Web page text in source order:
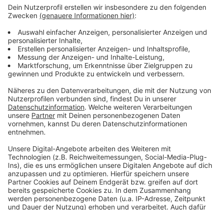
Wir verwenden einen Service eines
Drittanbieters, um Videoinhalte
einzubetten. Dieser Service kann
Daten zu Ihren Aktivitäten
sammeln. Bitte lesen Sie die
Details durch und stimmen Sie der
Nutzung des Service zu, um dieses
Video anzusehen.
Mehr Informationen
powered byUsercentrics Consent
Management Platform
Revolverheld - Leichter (Offizielles Musikvideo)
Anzeige